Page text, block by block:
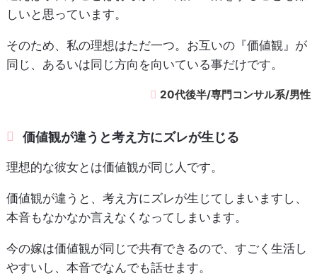
しいと思っています。
そのため、私の理想はただ一つ。お互いの『価値観』が
同じ、あるいは同じ方向を向いている事だけです。
20代後半/専門コンサル系/男性
価値観が違うと考え方にズレが生じる
理想的な彼女とは価値観が同じ人です。
価値観が違うと、考え方にズレが生じてしまいますし、
本音もなかなか言えなくなってしまいます。
今の嫁は価値観が同じで共有できるので、すごく生活し
やすいし、本音でなんでも話せます。